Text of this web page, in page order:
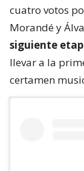
cuatro votos
Morandé y
siguiente
llevar a la
certamen